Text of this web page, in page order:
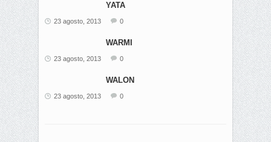
YATA
23 agosto, 2013 0
WARMI
23 agosto, 2013 0
WALON
23 agosto, 2013 0